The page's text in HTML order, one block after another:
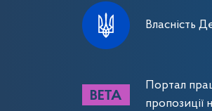
Власність
Портал
пропозиції